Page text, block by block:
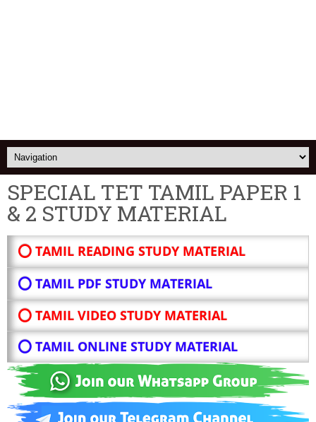
SPECIAL TET TAMIL PAPER 1
& 2 STUDY MATERIAL
⭕ TAMIL READING STUDY MATERIAL
⭕ TAMIL PDF STUDY MATERIAL
⭕ TAMIL VIDEO STUDY MATERIAL
⭕ TAMIL ONLINE STUDY MATERIAL